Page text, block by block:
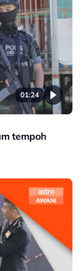
01:24
tempoh